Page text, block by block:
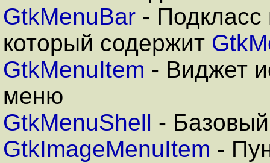
GtkMenuBar -
который содержит
GtkMenuItem - Виджет
меню
GtkMenuShell -
GtkImageMenuItem -